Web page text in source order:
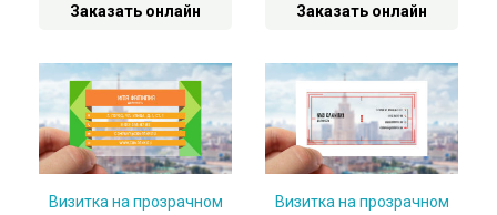
Заказать онлайн Заказать онлайн
Визитка на прозрачном
Визитка на прозрачном